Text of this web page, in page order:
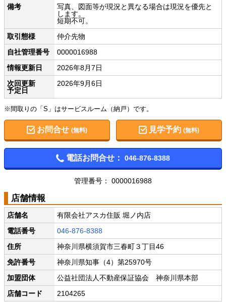
備考
写真、図面等が現況と異なる場合は現況を優先と
します。
短期不可。
取引態様
仲介先物
自社管理番号
0000016988
情報更新日
2026年8月7日
次回更新
予定日
2026年9月6日
※間取りの「S」はサービスルーム（納戸）です。
お問合せ (無料) 見学予約(無料)
電話お問合せ： 046-876-8388
管理番号： 0000016988
店舗情報
店舗名
有限会社アスカ住販 堀ノ内店
電話番号
046-876-8388
住所
神奈川県横須賀市三春町３丁目46
免許番号
神奈川県知事（4）第25970号
加盟団体
公益社団法人不動産保証協会 神奈川県本部
店舗コード
2104265